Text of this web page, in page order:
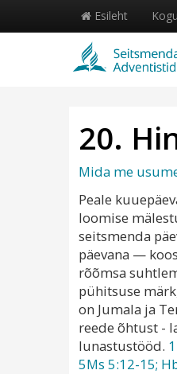
Esileht
20.
Mida me
Peale
loomise
seitsmenda
päevana —
rõõmsa
pühitsuse
on Jumala ja
reede õhtust -
lunastustööd.
5Ms 5:12-15;